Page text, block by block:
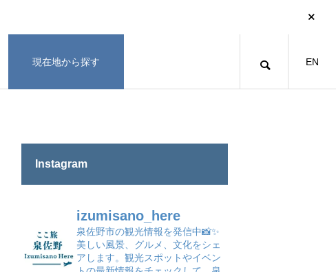
現在地から探す EN
Instagram
izumisano_here
泉佐野市の観光情報を発信中📸✨
美しい風景、グルメ、文化をシェ
アします。観光スポットやイベン